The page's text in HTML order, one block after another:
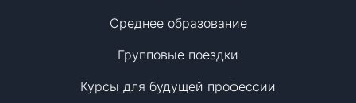
Среднее образование
Групповые поездки
Курсы для будущей профессии